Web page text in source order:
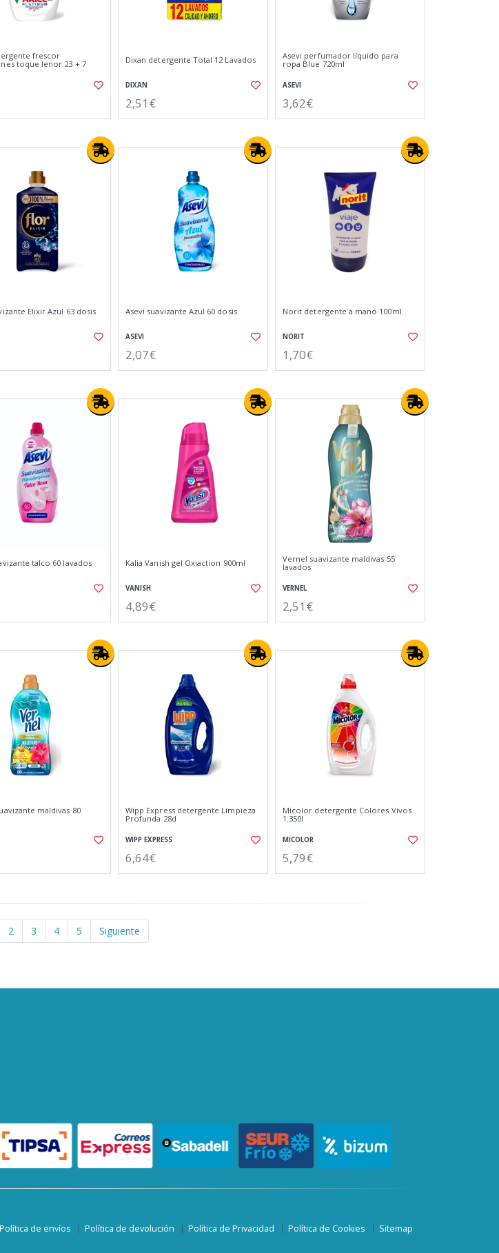
frescor
toque lenor 23 + 7
Dixan detergente Total 12 Lavados
DIXAN
2,51€
Asevi perfumador líquido para
ropa Blue 720ml
ASEVI
3,62€
Elixir Azul 63 dosis Asevi suavizante Azul 60 dosis
ASEVI
2,07€
Norit detergente a mano 100ml
NORIT
1,70€
talco 60 lavados Kalia Vanish gel Oxiaction 900ml
VANISH
4,89€
Vernel suavizante maldivas 55
lavados
VERNEL
2,51€
maldivas 80
Wipp Express detergente Limpieza
Profunda 28d
WIPP EXPRESS
6,64€
Micolor detergente Colores Vivos
1.350l
MICOLOR
5,79€
2 3 4 5 Siguiente
Política de envíos Política de devolución Política de Privacidad Política de Cookies Sitemap